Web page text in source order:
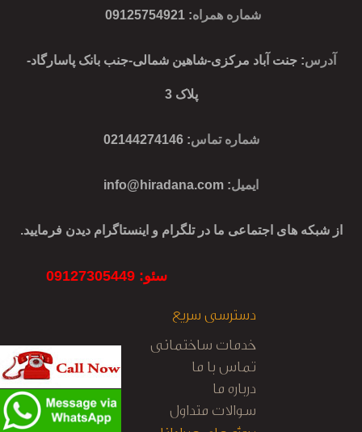
شماره همراه:
09125754921
آدرس: جنت آباد مرکزی-شاهین شمالی-جنب بانک پاسارگاد-
پلاک 3
شماره تماس: 02144274146
ایمیل:
info@hiradana.com
از شبکه های اجتماعی ما در تلگرام و اینستاگرام دیدن فرمایید.
سئو: 09127305449
دسترسی سریع
خدمات ساختمانی
تماس با ما
درباره ما
سوالات متداول